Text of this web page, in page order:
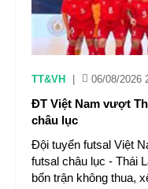
TT&VH 06/08/2026
ĐT Việt Nam vượt
châu lục
Đội tuyển futsal Việt
futsal châu lục - Thái
bốn trận không thua,